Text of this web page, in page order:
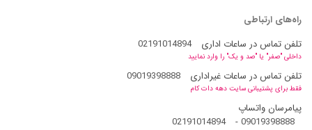
راه‌های ارتباطی
تلفن تماس در ساعات اداری
02191014894
داخلی "صفر" یا "صد و یک" را وارد نمایید
تلفن تماس در ساعات غیراداری 09019398888
فقط برای پشتیبانی سایت دهه دات کام
پیامرسان واتساپ
09019398888
-
02191014894